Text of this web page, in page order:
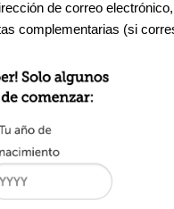
de correo
complementarias (si